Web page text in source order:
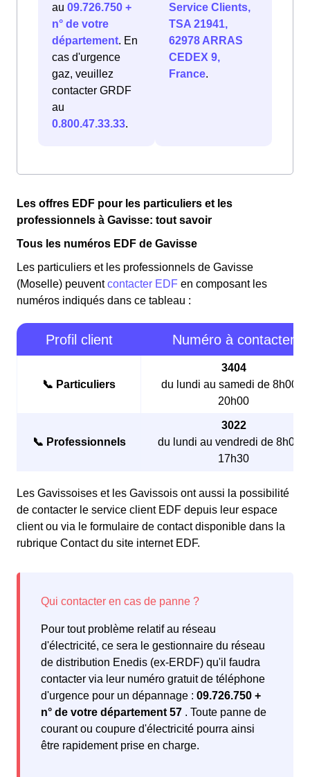
au 09.726.750 +
n° de votre
département. En
cas d'urgence
gaz, veuillez
contacter GRDF
au
0.800.47.33.33.
Service Clients,
TSA 21941,
62978 ARRAS
CEDEX 9,
France.
Les offres EDF pour les particuliers et les
professionnels à Gavisse: tout savoir
Tous les numéros EDF de Gavisse
Les particuliers et les professionnels de Gavisse
(Moselle) peuventcontacter EDF en composant les
numéros indiqués dans ce tableau :
Profil client Numéro à contacter
📞 Particuliers
3404
du lundi au samedi de 8h00 à
20h00
📞 Professionnels
3022
du lundi au vendredi de 8h00 à
17h30
Les Gavissoises et les Gavissois ont aussi la possibilité
de contacter le service client EDF depuis leur espace
client ou via le formulaire de contact disponible dans la
rubrique Contact du site internet EDF.
Pour tout problème relatif au réseau
d'électricité, ce sera le gestionnaire du réseau
de distribution Enedis (ex-ERDF) qu'il faudra
contacter via leur numéro gratuit de téléphone
d'urgence pour un dépannage : 09.726.750 +
n° de votre département 57 . Toute panne de
courant ou coupure d'électricité pourra ainsi
être rapidement prise en charge.